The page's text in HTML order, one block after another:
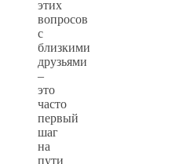
этих
вопросов
с
близкими
друзьями
–
это
часто
первый
шаг
на
пути